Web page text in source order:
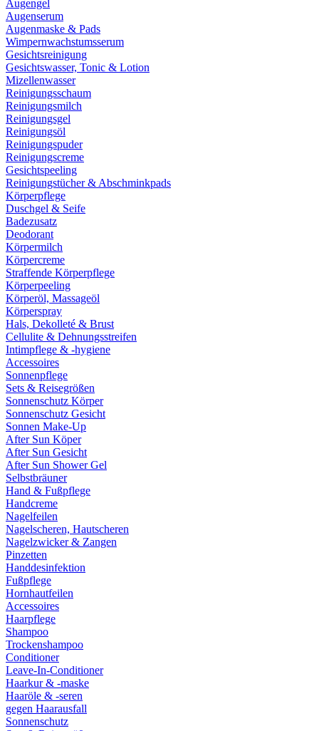
Augengel
Augenserum
Augenmaske & Pads
Wimpernwachstumsserum
Gesichtsreinigung
Gesichtswasser, Tonic & Lotion
Mizellenwasser
Reinigungsschaum
Reinigungsmilch
Reinigungsgel
Reinigungsöl
Reinigungspuder
Reinigungscreme
Gesichtspeeling
Reinigungstücher & Abschminkpads
Körperpflege
Duschgel & Seife
Badezusatz
Deodorant
Körpermilch
Körpercreme
Straffende Körperpflege
Körperpeeling
Körperöl, Massageöl
Körperspray
Hals, Dekolleté & Brust
Cellulite & Dehnungsstreifen
Intimpflege & -hygiene
Accessoires
Sonnenpflege
Sets & Reisegrößen
Sonnenschutz Körper
Sonnenschutz Gesicht
Sonnen Make-Up
After Sun Köper
After Sun Gesicht
After Sun Shower Gel
Selbstbräuner
Hand & Fußpflege
Handcreme
Nagelfeilen
Nagelscheren, Hautscheren
Nagelzwicker & Zangen
Pinzetten
Handdesinfektion
Fußpflege
Hornhautfeilen
Accessoires
Haarpflege
Shampoo
Trockenshampoo
Conditioner
Leave-In-Conditioner
Haarkur & -maske
Haaröle & -seren
gegen Haarausfall
Sonnenschutz